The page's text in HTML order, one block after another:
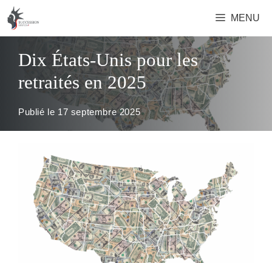
Aller
au
contenu
MENU
Dix États-Unis pour les
retraités en 2025
Publié le 17 septembre 2025